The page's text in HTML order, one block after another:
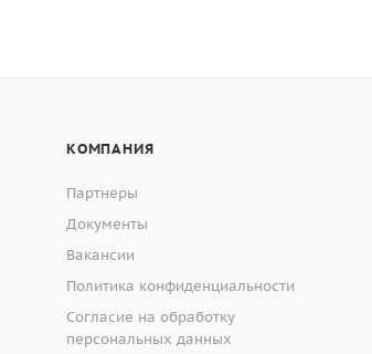
КОМПАНИЯ
Партнеры
Документы
Вакансии
Политика конфиденциальности
Согласие на обработку
персональных данных